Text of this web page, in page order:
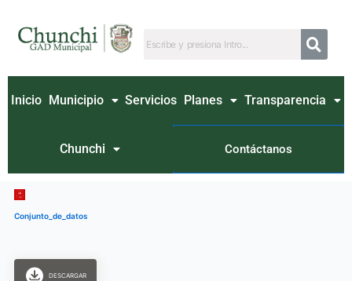
contenido
Inicio Municipio Servicios Planes Transparencia
Chunchi Contáctanos
Conjunto_de_datos
DESCARGAR